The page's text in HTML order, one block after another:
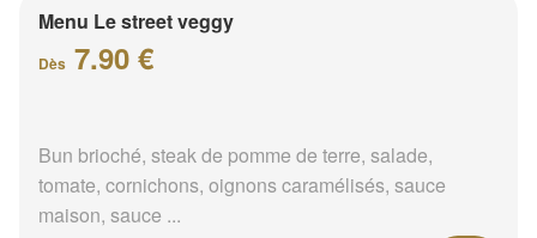
Menu Le street veggy
Dès 7.90 €
Bun brioché, steak de pomme de terre, salade,
tomate, cornichons, oignons caramélisés, sauce
maison, sauce ...